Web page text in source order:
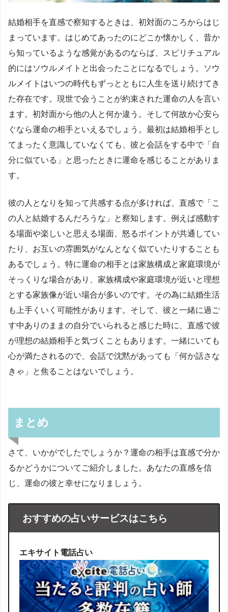
結婚相手を直感で察知するときは、初対面のころからはじ
まっています。はじめてあったのにどこか懐かしく、昔か
ら知っているような感覚があるのならば、スピリチュアル
的にはソウルメイトと出会ったことになるでしょう。ソウ
ルメイトはいつの時代もずっとともに人生を送り続けてき
た存在です。現世で会うことが約束された運命の人を言い
ます。初対面から他の人と何か違う。そして何故か心安ら
ぐなら運命の相手といえるでしょう。最初は結婚相手とし
てまったく意識していなくても、彼と会話をする中で「自
分に似ている」と思ったときに運命を感じることがありま
す。
彼の人となりを知って共感する点が多ければ、直感で「こ
の人と結婚するんだろうな」と察知します。例えば感動す
る場面や楽しいと思える場面、怒るポイントが共通してい
たり、お互いの雰囲気がなんとなく似ていたりすることも
あるでしょう。特に運命の相手とは家族構成と家庭環境が
そっくりな場合があり、家族構成や家庭環境が近いと理想
とする家族像が近い場合が多いのです。その為に結婚生活
も上手くいく可能性があります。そして、彼と一緒に過ご
す中ありのままの自分でいられると感じた時に、直感で彼
が理想の結婚相手と気づくこともあります。一緒にいても
心が満たされるので、会話で沈黙があっても「何か話さな
きゃ」と焦ることはないでしょう。
まとめ
さて、いかがでしたでしょうか？運命の相手は直感で分か
るかどうかについてご紹介しました。あなたの直感を信
じ、運命の彼と幸せになりましょう。
おすすめの占いサービスはこちら
エキサイト電話占い